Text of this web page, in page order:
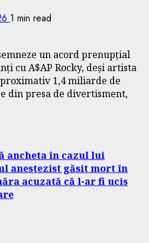
1 min read
un acord prenupțial
cu A$AP Rocky, deși artista
1,4 miliarde de
din presa de divertisment,
ancheta în cazul lui
anestezist găsit mort în
acuzată că l-ar fi ucis